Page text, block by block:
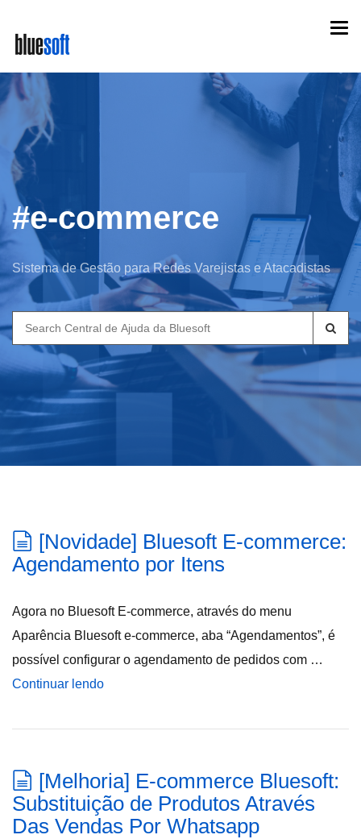
main
content
#e-commerce
Sistema de Gestão para Redes Varejistas e Atacadistas
Search
for:
[Novidade] Bluesoft E-commerce:
Agendamento por Itens
Agora no Bluesoft E-commerce, através do menu
Aparência Bluesoft e-commerce, aba “Agendamentos”, é
possível configurar o agendamento de pedidos com …
Continuar lendo
[Melhoria] E-commerce Bluesoft:
Substituição de Produtos Através
Das Vendas Por Whatsapp